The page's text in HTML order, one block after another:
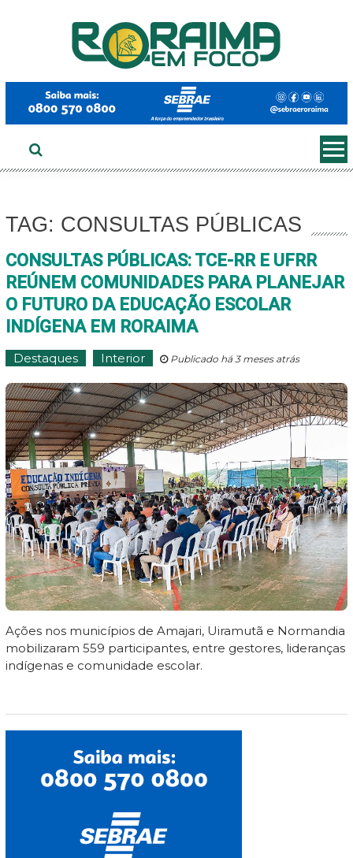
TAG: CONSULTAS PÚBLICAS
CONSULTAS PÚBLICAS: TCE-RR E UFRR
REÚNEM COMUNIDADES PARA PLANEJAR
O FUTURO DA EDUCAÇÃO ESCOLAR
INDÍGENA EM RORAIMA
Destaques Interior Publicado há 3 meses atrás
Ações nos municípios de Amajari, Uiramutã e Normandia
mobilizaram 559 participantes, entre gestores, lideranças
indígenas e comunidade escolar.